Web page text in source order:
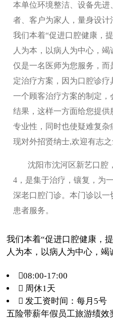
本单位环境整洁、设备先
者、客户为家人，量身设计
我们本着“促进口腔健康，
人为本，以病人为中心，
仅是一名医师为您服务，而
定治疗方案，因为口腔诊
一个顾客治疗方案的制定
结果，这样一方面给您提
专业性，同时也使疑难复杂
现对外招贤纳士,欢迎有志
沈阳市沈河区新艺口腔
4，是集于治疗，镶复，为
深老口腔门诊。本门诊以
患者服务。
我们本着“促进口腔健康，
人为本，以病人为中心，竭
08:00-17:00
 周休1天
 发工资时间：每月5号
五险带薪年假 员工旅游绩效